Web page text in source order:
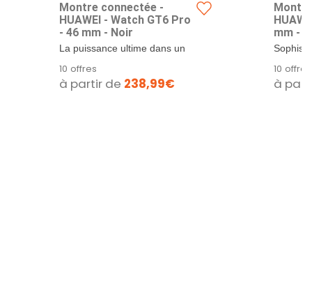
Montre connectée -
HUAWEI - Watch GT6 Pro
- 46 mm - Noir
La puissance ultime dans un
10 offres
à partir de 238,99€
mm -
10 offres
à